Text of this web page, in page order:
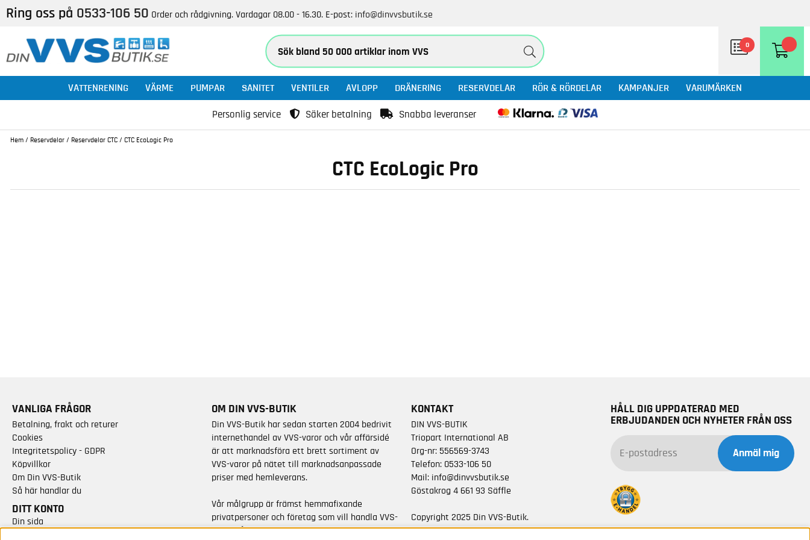
Ring oss på 0533-106 50 Order och rådgivning. Vardagar 08.00 - 16.30. E-post: info@dinvvsbutik.se
0
VATTENRENING VÄRME PUMPAR SANITET VENTILER AVLOPP DRÄNERING RESERVDELAR RÖR & RÖRDELAR KAMPANJER VARUMÄRKEN
Personlig service Säker betalning Snabba leveranser
Hem / Reservdelar / Reservdelar CTC / CTC EcoLogic Pro
CTC EcoLogic Pro
VANLIGA FRÅGOR
Betalning, frakt och returer
Cookies
Integritetspolicy - GDPR
Köpvillkor
Om Din VVS-Butik
Så här handlar du
DITT KONTO
Din sida
OM DIN VVS-BUTIK
Din VVS-Butik har sedan starten 2004 bedrivit
internethandel av VVS-varor och vår affärsidé
är att marknadsföra ett brett sortiment av
VVS-varor på nätet till marknadsanpassade
priser med hemleverans.
Vår målgrupp är främst hemmafixande
privatpersoner och företag som vill handla VVS-
varor från kända varumärken.
KONTAKT
DIN VVS-BUTIK
Triopart International AB
Org-nr: 556569-3743
Telefon: 0533-106 50
Mail: info@dinvvsbutik.se
Göstakrog 4 661 93 Säffle
Copyright 2025 Din VVS-Butik.
All rights reserved.
HÅLL DIG UPPDATERAD MED
ERBJUDANDEN OCH NYHETER FRÅN OSS
Anmäl mig